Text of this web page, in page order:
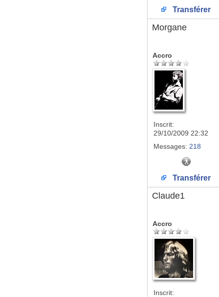
Transférer
Morgane
Accro
Inscrit:
29/10/2009 22:32
Messages: 218
Transférer
Claude1
Accro
Inscrit: